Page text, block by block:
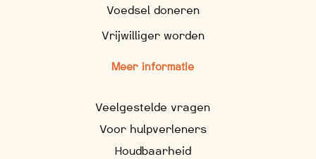
Voedsel doneren
Vrijwilliger worden
Meer informatie
Veelgestelde vragen
Voor hulpverleners
Houdbaarheid